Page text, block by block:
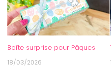
Boîte surprise pour Pâques
18/03/2026